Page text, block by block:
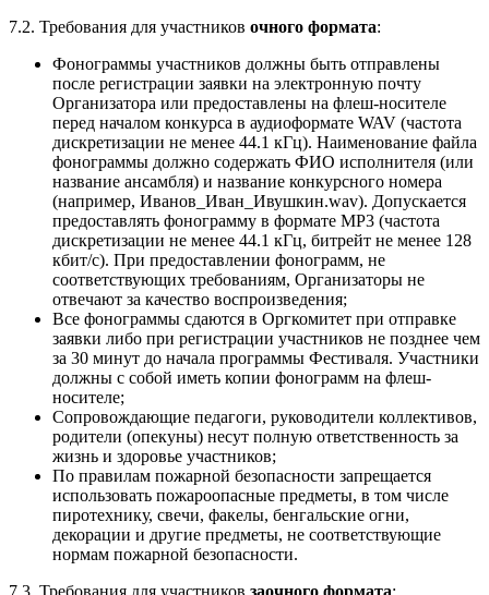
7.2. Требования для участников очного формата:
Фонограммы участников должны быть отправлены
после регистрации заявки на электронную почту
Организатора или предоставлены на флеш-носителе
перед началом конкурса в аудиоформате WAV (частота
дискретизации не менее 44.1 кГц). Наименование файла
фонограммы должно содержать ФИО исполнителя (или
название ансамбля) и название конкурсного номера
(например, Иванов_Иван_Ивушкин.wav). Допускается
предоставлять фонограмму в формате МР3 (частота
дискретизации не менее 44.1 кГц, битрейт не менее 128
кбит/с). При предоставлении фонограмм, не
соответствующих требованиям, Организаторы не
отвечают за качество воспроизведения;
Все фонограммы сдаются в Оргкомитет при отправке
заявки либо при регистрации участников не позднее чем
за 30 минут до начала программы Фестиваля. Участники
должны с собой иметь копии фонограмм на флеш-
носителе;
Сопровождающие педагоги, руководители коллективов,
родители (опекуны) несут полную ответственность за
жизнь и здоровье участников;
По правилам пожарной безопасности запрещается
использовать пожароопасные предметы, в том числе
пиротехнику, свечи, факелы, бенгальские огни,
декорации и другие предметы, не соответствующие
нормам пожарной безопасности.
7.3. Требования для участников заочного формата: